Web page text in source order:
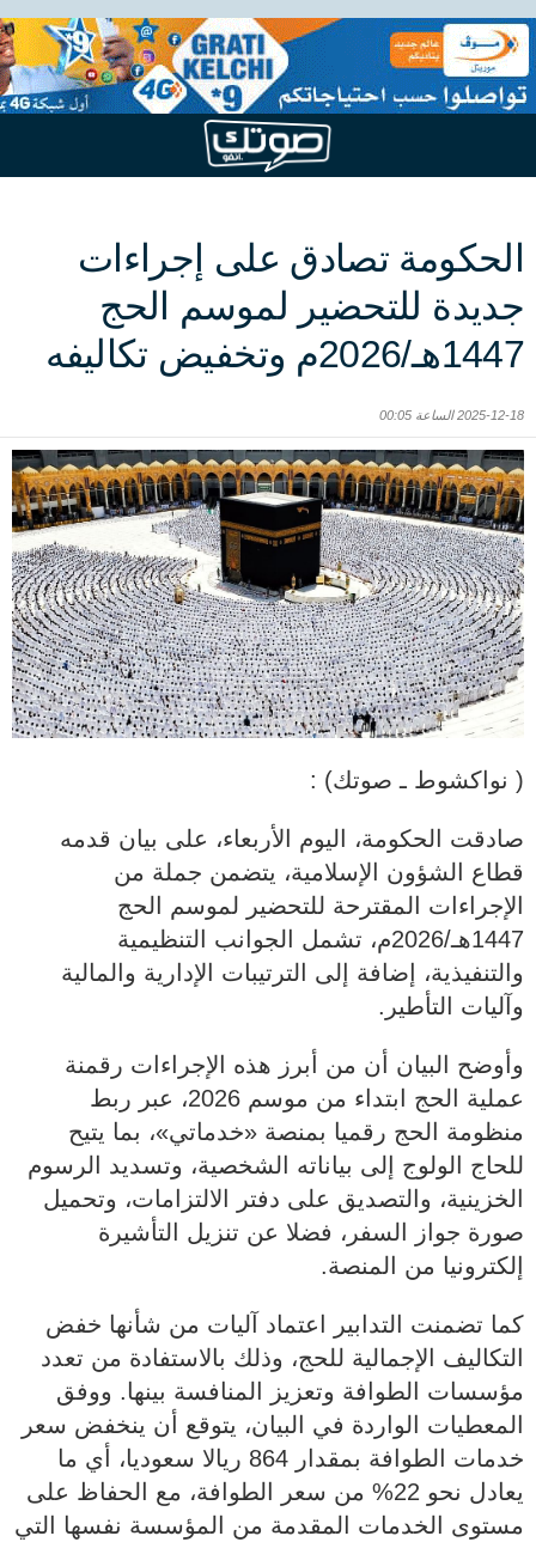
الحكومة تصادق على إجراءات
جديدة للتحضير لموسم الحج
1447هـ/2026م وتخفيض تكاليفه
2025-12-18 الساعة 00:05
( نواكشوط ـ صوتك) :
صادقت الحكومة، اليوم الأربعاء، على بيان قدمه
قطاع الشؤون الإسلامية، يتضمن جملة من
الإجراءات المقترحة للتحضير لموسم الحج
1447هـ/2026م، تشمل الجوانب التنظيمية
والتنفيذية، إضافة إلى الترتيبات الإدارية والمالية
وآليات التأطير.
وأوضح البيان أن من أبرز هذه الإجراءات رقمنة
عملية الحج ابتداء من موسم 2026، عبر ربط
منظومة الحج رقميا بمنصة «خدماتي»، بما يتيح
للحاج الولوج إلى بياناته الشخصية، وتسديد الرسوم
الخزينية، والتصديق على دفتر الالتزامات، وتحميل
صورة جواز السفر، فضلا عن تنزيل التأشيرة
إلكترونيا من المنصة.
كما تضمنت التدابير اعتماد آليات من شأنها خفض
التكاليف الإجمالية للحج، وذلك بالاستفادة من تعدد
مؤسسات الطوافة وتعزيز المنافسة بينها. ووفق
المعطيات الواردة في البيان، يتوقع أن ينخفض سعر
خدمات الطوافة بمقدار 864 ريالا سعوديا، أي ما
يعادل نحو 22% من سعر الطوافة، مع الحفاظ على
مستوى الخدمات المقدمة من المؤسسة نفسها التي